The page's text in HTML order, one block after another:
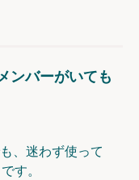
ンバーがいても
、迷わず使って
す。